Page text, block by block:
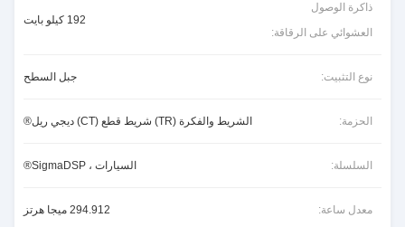
ذاكرة الوصول
العشوائي على الرقاقة:
192 كيلو بايت
نوع التثبيت: جبل السطح
الحزمة: الشريط والفكرة (TR) شريط قطع (CT) ديجي ريل®
السلسلة: السيارات ، SigmaDSP®
معدل ساعة: 294.912 ميجا هرتز